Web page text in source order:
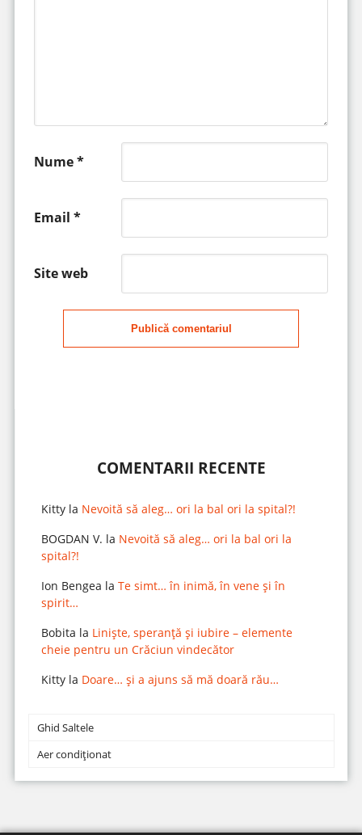
Nume*
Email *
Site web
Publică comentariul
COMENTARII RECENTE
Kittyla Nevoită să aleg… ori la bal ori la spital?!
BOGDAN V. la Nevoită să aleg… ori la bal ori la
spital?!
Ion Bengea la Te simt… în inimă, în vene și în
spirit…
Bobita la Liniște, speranță și iubire – elemente
cheie pentru un Crăciun vindecător
Kittyla Doare… și a ajuns să mă doară rău…
Ghid Saltele
Aer condiționat